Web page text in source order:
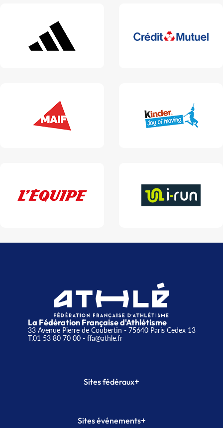
La Fédération Française d'Athlétisme
33 Avenue Pierre de Coubertin - 75640 Paris Cedex 13
T.01 53 80 70 00- ffa@athle.fr
Sites fédéraux+
Plateforme Formation
Sites événements+